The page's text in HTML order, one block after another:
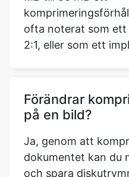
Förändrar
Ja, genom att
dokumentet kan du
och spara
tänker använda
på skärmen eller i
minimerar